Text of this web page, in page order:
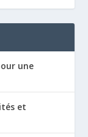
une
et